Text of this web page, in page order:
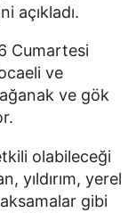
açıkladı.
Cumartesi
ve
ve gök
olabileceği
yıldırım, yerel
gibi